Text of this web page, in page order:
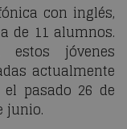
con inglés,
de 11 alumnos.
jóvenes
actualmente
pasado 26 de
junio.